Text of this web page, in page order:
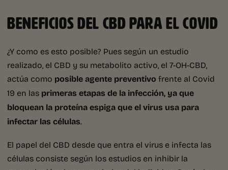
BENEFICIOS DEL CBD PARA EL COVID
¿Y como es esto posible? Pues según un estudio
realizado, el CBD y su metabolito activo, el 7-OH-CBD,
actúa como posible agente preventivo frente al Covid
19 en las primeras etapas de la infección, ya que
bloquean la proteína espiga que el virus usa para
infectar las células.
El papel del CBD desde que entra el virus e infecta las
células consiste según los estudios en inhibir la